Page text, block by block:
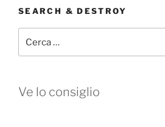
SEARCH & DESTROY
Ve lo consiglio